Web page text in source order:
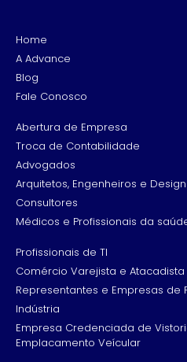
Home
A Advance
Blog
Fale Conosco
Abertura de Empresa
Troca de Contabilidade
Advogados
Arquitetos, Engenheiros e
Consultores
Médicos e Profissionais da
Profissionais de TI
Comércio Varejista e Atacadista
Representantes e Empresas
Indústria
Empresa Credenciada de
Emplacamento Veícular